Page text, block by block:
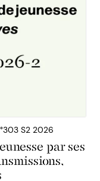
S2 2026
par ses